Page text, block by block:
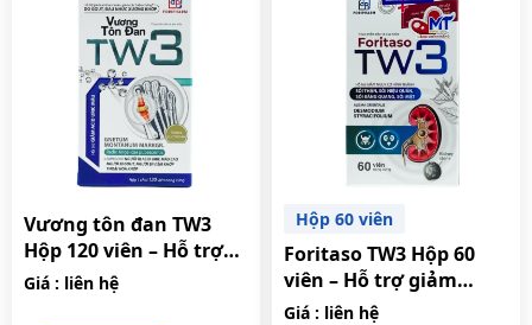
Vương tôn đan TW3
Hộp 120 viên – Hỗ trợ
giảm acid uric máu.
Giá : liên hệ
Hộp 60 viên
Foritaso TW3 Hộp 60
viên – Hỗ trợ giảm
nguy cơ hình thành sỏi
Giá : liên hệ